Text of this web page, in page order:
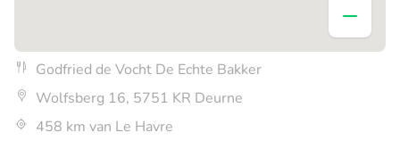
Godfried de Vocht De Echte Bakker
Wolfsberg 16, 5751 KR Deurne
458 km van Le Havre